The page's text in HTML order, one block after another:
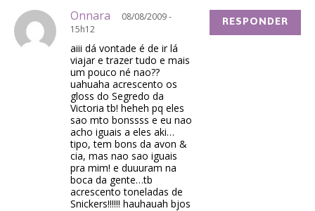
Onnara
08/08/2009 -
15h12
aiii dá vontade é de ir lá
viajar e trazer tudo e mais
um pouco né nao??
uahuaha acrescento os
gloss do Segredo da
Victoria tb! heheh pq eles
sao mto bonssss e eu nao
acho iguais a eles aki…
tipo, tem bons da avon &
cia, mas nao sao iguais
pra mim! e duuuram na
boca da gente…tb
acrescento toneladas de
Snickers!!!!!! hauhauah bjos
RESPONDER